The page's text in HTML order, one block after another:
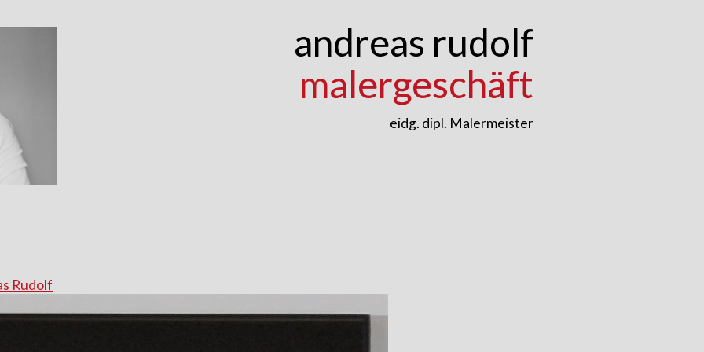
andreas rudolf
malergeschäft
eidg. dipl. Malermeister
Rudolf